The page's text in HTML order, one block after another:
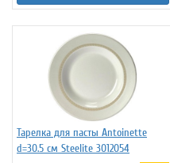
Тарелка для пасты Antoinette
d=30.5 см Steelite 3012054